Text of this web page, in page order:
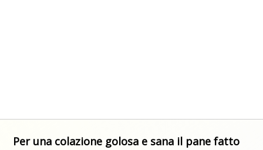
Per una colazione golosa e sana il pane fatto